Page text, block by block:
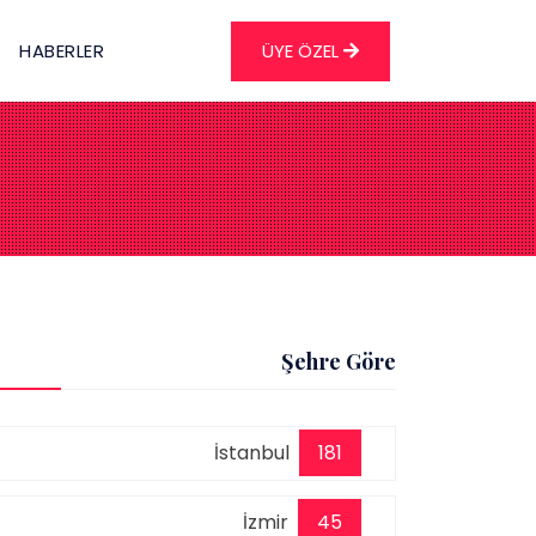
HABERLER ÜYE ÖZEL
Şehre Göre
İstanbul 181
İzmir 45